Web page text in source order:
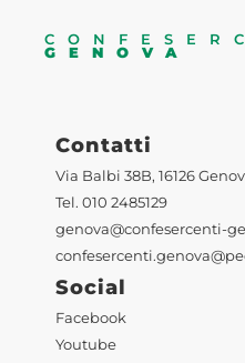
GENOVA
Contatti
Via Balbi 38B, 16126
Tel. 010 2485129
genova@confesercenti-
Social
Facebook
Youtube